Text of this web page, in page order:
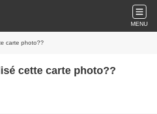
MENU
carte photo??
cette carte photo??